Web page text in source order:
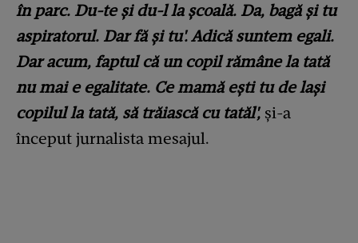
în parc. Du-te și du-l la școală. Da, bagă și tu
aspiratorul. Dar fă și tu'. Adică suntem egali.
Dar acum, faptul că un copil rămâne la tată
nu mai e egalitate. Ce mamă ești tu de lași
copilul la tată, să trăiască cu tatăl', și-a
început jurnalista mesajul.